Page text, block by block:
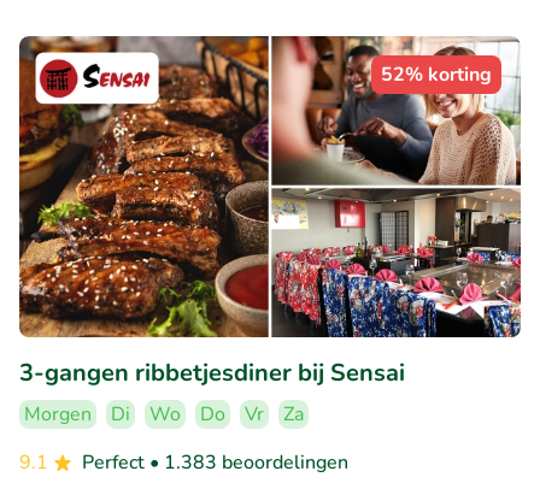
52% korting
3-gangen ribbetjesdiner bij Sensai
Morgen Di Wo Do Vr
Za
9.1
Perfect • 1.383 beoordelingen